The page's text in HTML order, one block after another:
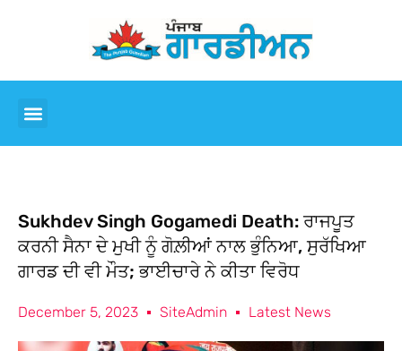
Sukhdev Singh Gogamedi Death: ਰਾਜਪੂਤ
ਕਰਨੀ ਸੈਨਾ ਦੇ ਮੁਖੀ ਨੂੰ ਗੋਲ਼ੀਆਂ ਨਾਲ ਭੁੰਨਿਆ, ਸੁਰੱਖਿਆ
ਗਾਰਡ ਦੀ ਵੀ ਮੌਤ; ਭਾਈਚਾਰੇ ਨੇ ਕੀਤਾ ਵਿਰੋਧ
December 5, 2023 SiteAdmin Latest News